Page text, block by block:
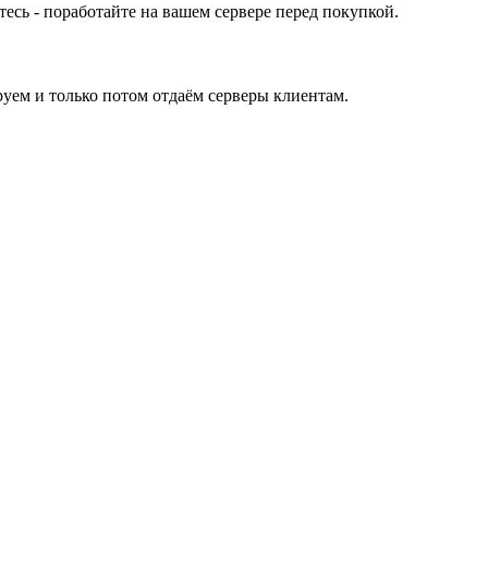
- поработайте на вашем сервере перед покупкой.
и только потом отдаём серверы клиентам.